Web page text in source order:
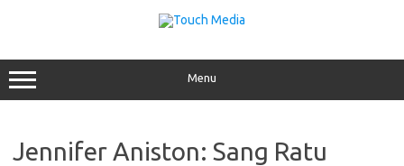
Menu
Jennifer Aniston: Sang Ratu